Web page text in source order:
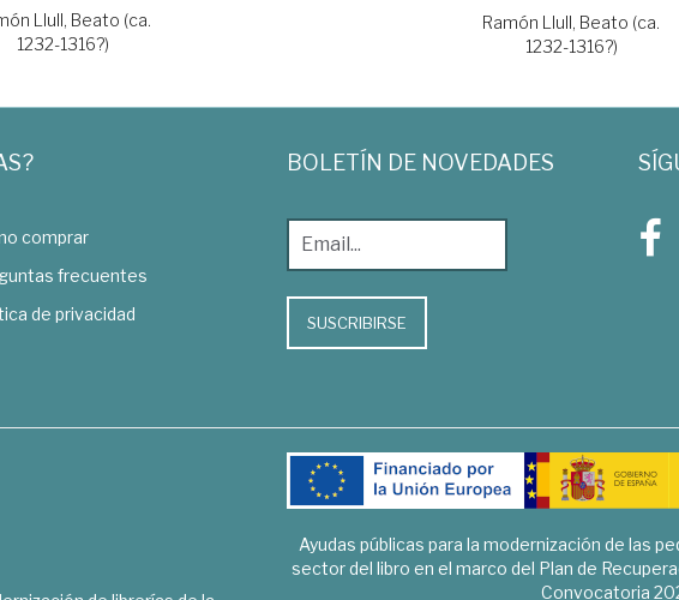
Llull, Beato (ca.
1232-1316?)
Ramón Llull, Beato (ca.
1232-1316?)
comprar
frecuentes
de privacidad
BOLETÍN DE NOVEDADES
SUSCRIBIRSE
Ayudas públicas para la modernización de las
sector del libro en el marco del Plan de
Convocatoria